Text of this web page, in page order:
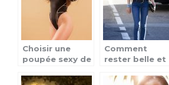
Choisir une
poupée sexy de
Comment
rester belle et
de vêtements ?